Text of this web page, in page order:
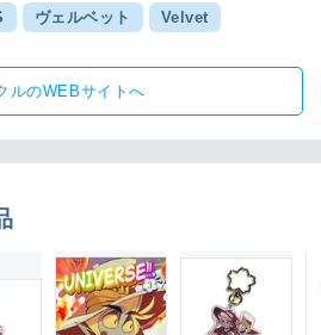
ヴェルベット Velvet
ルのWEBサイトへ